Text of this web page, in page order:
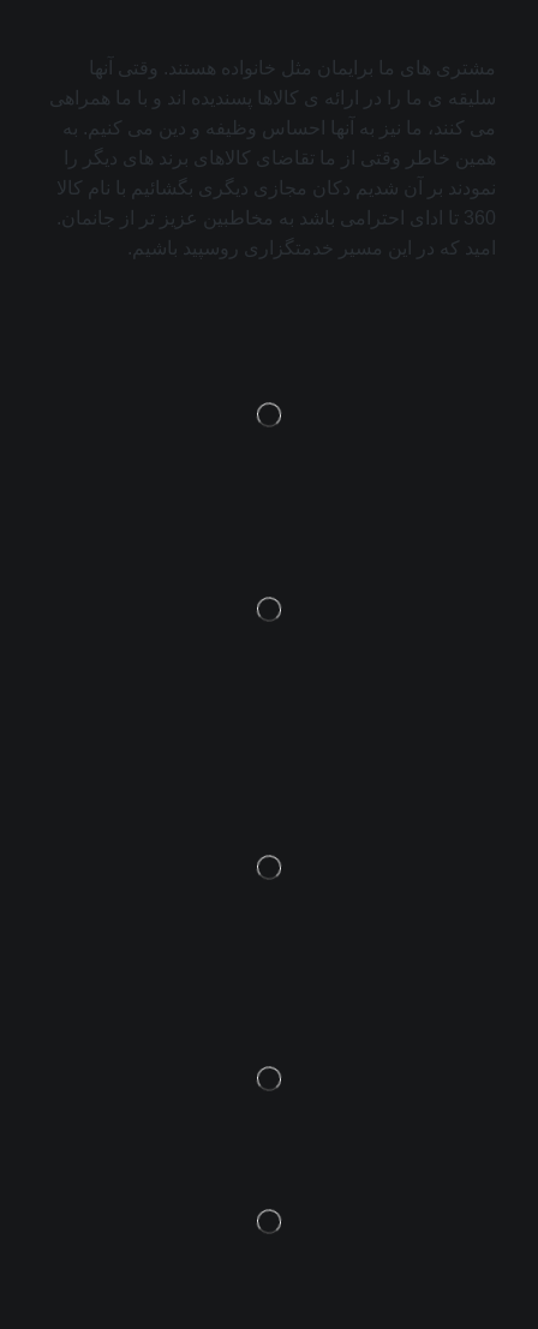
مشتری های ما برایمان مثل خانواده هستند. وقتی آنها
سلیقه ی ما را در ارائه ی کالاها پسندیده اند و با ما همراهی
می کنند، ما نیز به آنها احساس وظیفه و دین می کنیم. به
همین خاطر وقتی از ما تقاضای کالاهای برند های دیگر را
نمودند بر آن شدیم دکان مجازی دیگری بگشائیم با نام کالا
360 تا ادای احترامی باشد به مخاطبین عزیز تر از جانمان.
امید که در این مسیر خدمتگزاری روسپید باشیم.